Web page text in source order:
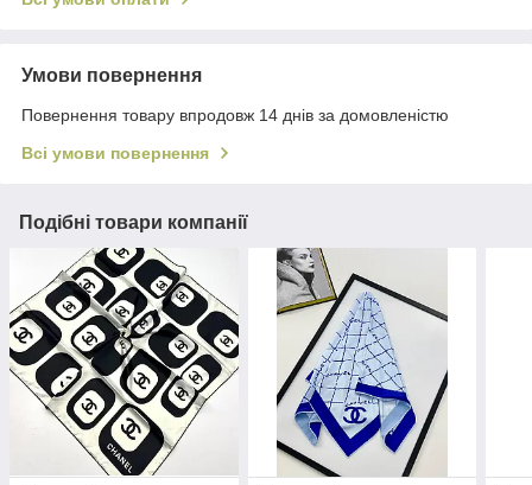
Умови повернення
Повернення товару впродовж 14 днів за домовленістю
Всі умови повернення
Подібні товари компанії